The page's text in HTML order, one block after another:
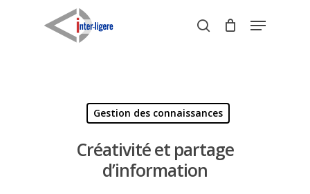
search
Menu
Gestion des connaissances
Créativité et partage
d’information